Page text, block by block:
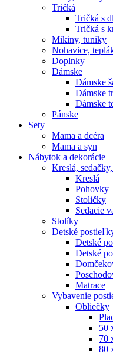
Tričká
Tričká s
Tričká s
Mikiny, tuniky
Nohavice,
Doplnky
Dámske
Dámske
Dámske
Dámske
Pánske
Sety
Mama a dcéra
Mama a syn
Nábytok a dekorácie
Kreslá,
Kreslá
Pohovky
Stoličky
Sedacie
Stolíky
Detské
Detské
Detské
Matrace
Vybavenie
Obliečky
50
70
80